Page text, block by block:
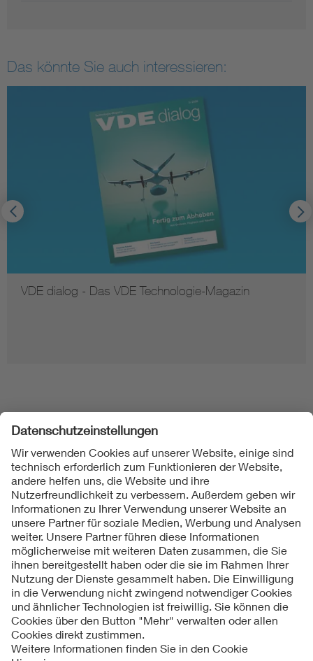
Das könnte Sie auch interessieren:
VDE dialog - Das VDE Technologie-Magazin
Folgen Sie uns
Kontakte
Service
Impressum
Datenschutzinformationen